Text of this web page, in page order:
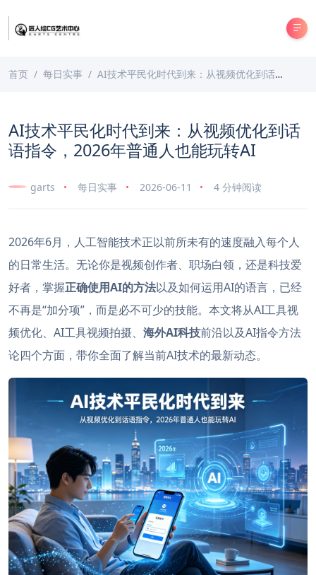
首页 每日实事 AI技术平民化时代到来：从视频优化到话语指令，2026年普通人也能玩转AI
AI技术平民化时代到来：从视频优化到话
语指令，2026年普通人也能玩转AI
garts 每日实事 2026-06-11 4 分钟阅读
2026年6月，人工智能技术正以前所未有的速度融入每个人
的日常生活。无论你是视频创作者、职场白领，还是科技爱
好者，掌握正确使用AI的方法以及如何运用AI的语言，已经
不再是“加分项”，而是必不可少的技能。本文将从AI工具视
频优化、AI工具视频拍摄、 海外AI科技前沿以及AI指令方法
论四个方面，带你全面了解当前AI技术的最新动态。